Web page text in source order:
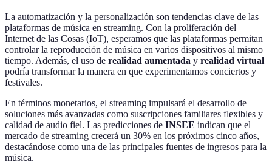
La automatización y la personalización son tendencias clave de las
plataformas de música en streaming. Con la proliferación del
Internet de las Cosas (IoT), esperamos que las plataformas permitan
controlar la reproducción de música en varios dispositivos al mismo
tiempo. Además, el uso de realidad aumentada y realidad virtual
podría transformar la manera en que experimentamos conciertos y
festivales.
En términos monetarios, el streaming impulsará el desarrollo de
soluciones más avanzadas como suscripciones familiares flexibles y
calidad de audio fiel. Las predicciones de INSEE indican que el
mercado de streaming crecerá un 30% en los próximos cinco años,
destacándose como una de las principales fuentes de ingresos para la
música.